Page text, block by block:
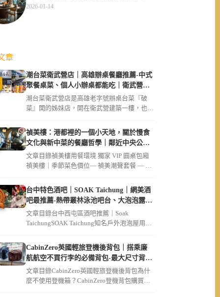
園、大同醫院
2026-01-14
章
潮台菜衛武營店｜高雄辦桌餐廳推薦-中式
聚餐桌菜、個人小辦桌都能吃｜衛武營美
食必吃破菜姐妹店
潮台菜衛武營店是高雄老字號辦桌台菜『破
菜』開的姊妹店，開在衛武營建築一樓，也是
文章整理事事如意四人套餐＄3168的必點菜
色、個人小辦桌Ａ／Ｂ／Ｃ套餐點法，還有為
什麼親子跟長輩都愛來、交通停車、訂位資
訊，衛武營聚餐通通都適合。
禎美樓：港都裡的一個小天地，關於慢食
文化與新中菜的餐廳哲學｜鄰近中央公
園、大同醫院
文章目錄禎美樓用餐環境 獨家 VIP 圓桌包廂
禎美樓｜季節菜色價位— 禎美潮聲套餐 — 迎
台中特色酒吧｜SOAK Taichung｜網美酒
吧最推薦-熱帶叢林泳池吧台、大泡泡露天
草皮座位區
文章目錄台中西屯區酒吧推薦｜Soak
TaichungSOAK Taichung知名戶外泡泡屋用餐
CabinZero英國輕旅登機後背包｜搭乘廉
航航空不買行李的必備背包-最大尺寸背包
36L軍用款、44L登機開箱｜可放筆電
文章目錄CabinZero英國輕旅登機後背包為什
麼不使用登機箱？CabinZero登機背包購買連